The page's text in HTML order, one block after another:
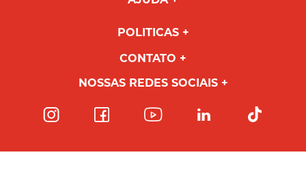
POLITICAS
CONTATO
NOSSAS REDES SOCIAIS